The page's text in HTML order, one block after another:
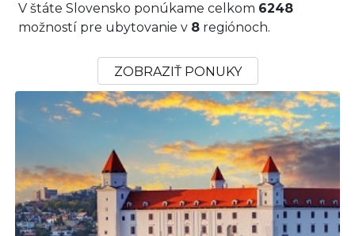
V štáte Slovensko ponúkame celkom 6248
možností pre ubytovanie v 8 regiónoch.
ZOBRAZIŤ PONUKY